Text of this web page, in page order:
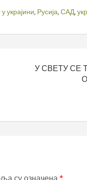
у украјини, Русија, САД,
У СВЕТУ СЕ